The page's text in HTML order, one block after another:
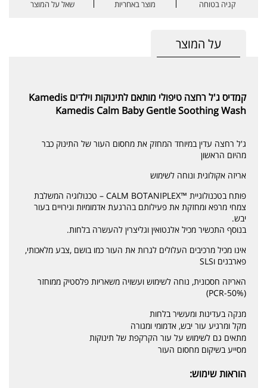
קניה בטוחה מוצר באחריות שאל על המוצר
על המוצר
קמדיס ג'ל רחצה טיפולי מותאם לתינוקות וילדים Kamedis
Kamedis Calm Baby Gentle Soothing Wash
ג'ל רחצה עדין במיוחד המחזק את מחסום העור של התינוק כבר
מהיום הראשון
אריזה אקולוגית ונוחה לשימוש
פותח בטכנולוגיית ™CALM BOTANIPLEX – טכנולוגיה המשלבת
צמחי מרפא ומחזקת את פעילותם בהרגעת אדמומיות וגירויים בעור
יבש.
בנוסף התכשיר מכיל אלנטואין וגליצרין להעשרה בלחות.
אינו מכיל מרכיבים העלולים לגרות את העור כמו בושם ,צבע מלאכותי,
פארבנים וSLS
האריזה חסכונית, נוחה לשימוש ועשויה משאריות פלסטיק ממוחזר
(50%-PCR)
מנקה בעדינות ומעשיר בלחות
מקל ומרגיע עור יבש, אדמומי ומגורה
מתאים גם לשימוש על עור הקרקפת של תינוקות
מסייע בשיקום מחסום העור
הוראות שימוש: